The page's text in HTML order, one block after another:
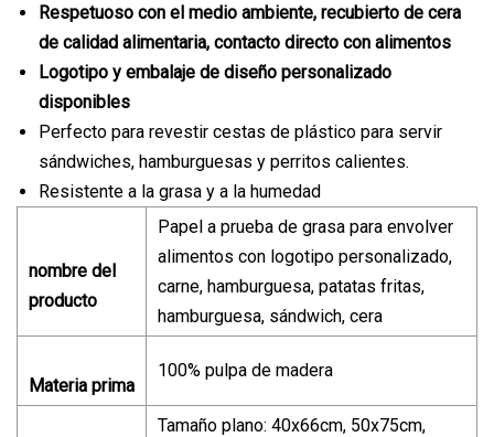
Respetuoso con el medio ambiente, recubierto de cera
de calidad alimentaria, contacto directo con alimentos
Logotipo y embalaje de diseño personalizado
disponibles
Perfecto para revestir cestas de plástico para servir
sándwiches, hamburguesas y perritos calientes.
Resistente a la grasa y a la humedad
nombre del
producto
Papel a prueba de grasa para envolver
alimentos con logotipo personalizado,
carne, hamburguesa, patatas fritas,
hamburguesa, sándwich, cera
Materia prima
100% pulpa de madera
Tamaño plano: 40x66cm, 50x75cm,